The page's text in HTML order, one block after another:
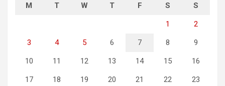
M T W T F S S
1 2
3 4 5 6 7 8 9
10 11 12 13 14 15 16
17 18 19 20 21 22 23